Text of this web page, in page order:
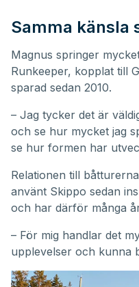
Samma känsla
Magnus springer
Runkeeper, kopplat till
sparad sedan 2010.
– Jag tycker det är
och se hur mycket jag
se hur formen har
Relationen till
använt Skippo sedan
och har därför många
– För mig handlar det
upplevelser och kunna